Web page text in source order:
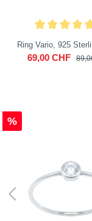
Ring Vario, 925
69,00 CHF
%